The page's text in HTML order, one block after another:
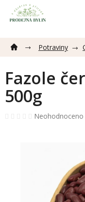
obsah
Potraviny
Fazole
500g
Průměrné
hvězdiček.
Neohodnoceno